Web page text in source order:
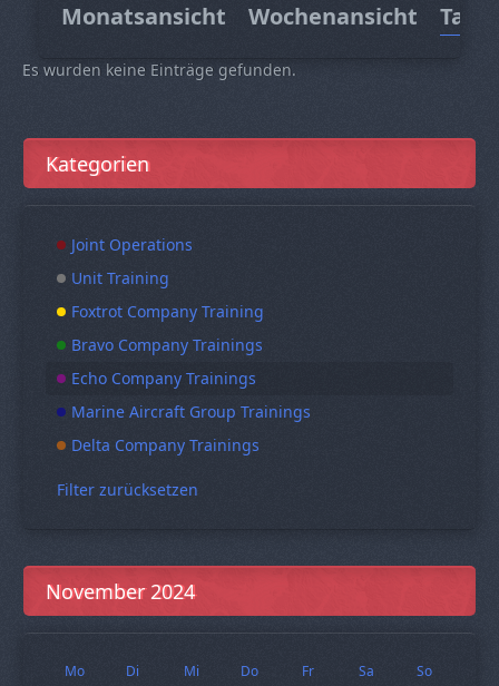
Monatsansicht Wochenansicht
Es wurden keine Einträge gefunden.
Kategorien
Joint Operations
Unit Training
Foxtrot Company Training
Bravo Company Trainings
Echo Company Trainings
Marine Aircraft Group Trainings
Delta Company Trainings
Filter zurücksetzen
November 2024
Mo Di Mi Do Fr Sa So